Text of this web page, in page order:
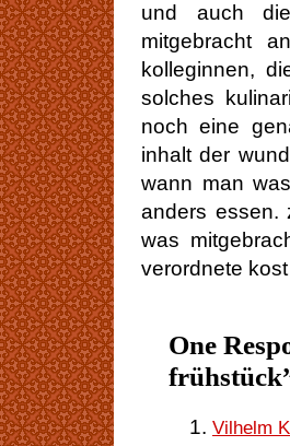
und auch
mitgebracht
kolleginnen,
solches
noch eine
inhalt der
wann man
anders essen.
was
verordnete
One
Vilhelm